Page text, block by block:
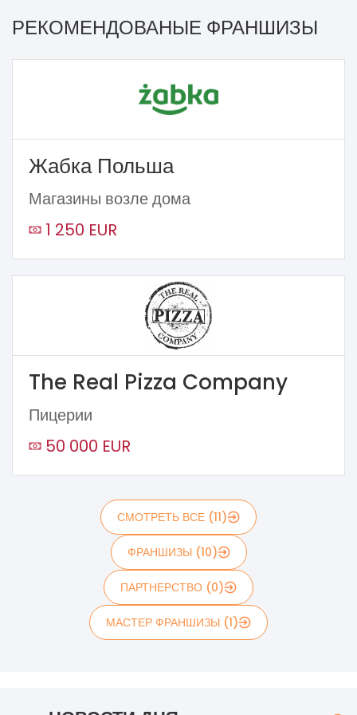
РЕКОМЕНДОВАНЫЕ ФРАНШИЗЫ
Жабка Польша
Магазины возле дома
1 250 EUR
The Real Pizza Company
Пицерии
50 000 EUR
СМОТРЕТЬ ВСЕ (11)
ФРАНШИЗЫ (10)
ПАРТНЕРСТВО (0)
МАСТЕР ФРАНШИЗЫ (1)